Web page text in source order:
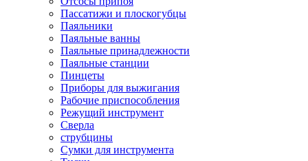
Пассатижи и плоскогубцы
Паяльники
Паяльные ванны
Паяльные принадлежности
Паяльные станции
Пинцеты
Приборы для выжигания
Рабочие приспособления
Режущий инструмент
Сверла
струбцины
Сумки для инструмента